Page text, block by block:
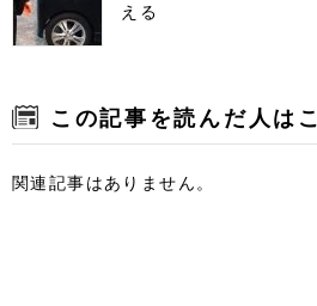
える
この記事を読んだ人は
関連記事はありません。